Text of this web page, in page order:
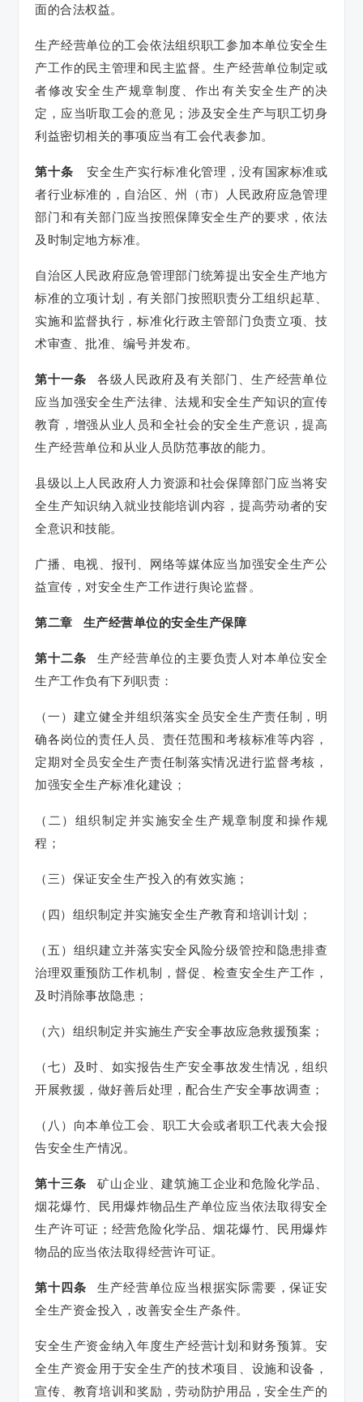
面的合法权益。
生产经营单位的工会依法组织职工参加本单位安全生
产工作的民主管理和民主监督。生产经营单位制定或
者修改安全生产规章制度、作出有关安全生产的决
定，应当听取工会的意见；涉及安全生产与职工切身
利益密切相关的事项应当有工会代表参加。
第十条
安全生产实行标准化管理，没有国家标准或
者行业标准的，自治区、州（市）人民政府应急管理
部门和有关部门应当按照保障安全生产的要求，依法
及时制定地方标准。
自治区人民政府应急管理部门统筹提出安全生产地方
标准的立项计划，有关部门按照职责分工组织起草、
实施和监督执行，标准化行政主管部门负责立项、技
术审查、批准、编号并发布。
第十一条 各级人民政府及有关部门、生产经营单位
应当加强安全生产法律、法规和安全生产知识的宣传
教育，增强从业人员和全社会的安全生产意识，提高
生产经营单位和从业人员防范事故的能力。
县级以上人民政府人力资源和社会保障部门应当将安
全生产知识纳入就业技能培训内容，提高劳动者的安
全意识和技能。
广播、电视、报刊、网络等媒体应当加强安全生产公
益宣传，对安全生产工作进行舆论监督。
第二章 生产经营单位的安全生产保障
第十二条 生产经营单位的主要负责人对本单位安全
生产工作负有下列职责：
（一）建立健全并组织落实全员安全生产责任制，明
确各岗位的责任人员、责任范围和考核标准等内容，
定期对全员安全生产责任制落实情况进行监督考核，
加强安全生产标准化建设；
（二）组织制定并实施安全生产规章制度和操作规
程；
（三）保证安全生产投入的有效实施；
（四）组织制定并实施安全生产教育和培训计划；
（五）组织建立并落实安全风险分级管控和隐患排查
治理双重预防工作机制，督促、检查安全生产工作，
及时消除事故隐患；
（六）组织制定并实施生产安全事故应急救援预案；
（七）及时、如实报告生产安全事故发生情况，组织
开展救援，做好善后处理，配合生产安全事故调查；
（八）向本单位工会、职工大会或者职工代表大会报
告安全生产情况。
第十三条 矿山企业、建筑施工企业和危险化学品、
烟花爆竹、民用爆炸物品生产单位应当依法取得安全
生产许可证；经营危险化学品、烟花爆竹、民用爆炸
物品的应当依法取得经营许可证。
第十四条 生产经营单位应当根据实际需要，保证安
全生产资金投入，改善安全生产条件。
安全生产资金纳入年度生产经营计划和财务预算。安
全生产资金用于安全生产的技术项目、设施和设备，
宣传、教育培训和奖励，劳动防护用品，安全生产的